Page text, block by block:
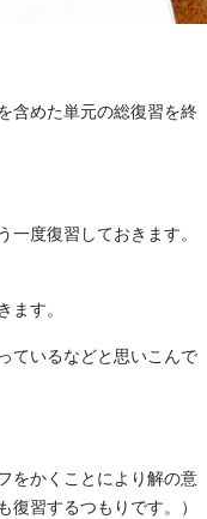
含めた単元の総復習を終
度復習しておきます。
ます。
ているなどと思いこんで
をかくことにより解の意
習するつもりです。）